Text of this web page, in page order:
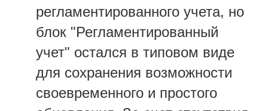
регламентированного учета, но
блок "Регламентированный
учет" остался в типовом виде
для сохранения возможности
своевременного и простого